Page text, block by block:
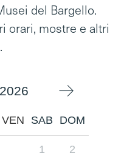
del Bargello.
orari, mostre e altri
2026
VEN SAB DOM
1 2